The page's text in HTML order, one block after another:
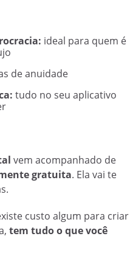
ideal para quem é
de anuidade
tudo no seu aplicativo
vem acompanhado de
gratuita. Ela vai te
custo algum para criar
tem tudo o que você